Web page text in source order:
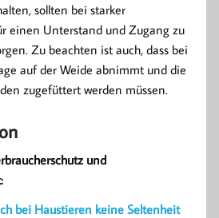
sollten bei starker
einen Unterstand und Zugang zu
Zu beachten ist auch, dass bei
auf der Weide abnimmt und die
zugefüttert werden müssen.
und
bei Haustieren keine Seltenheit